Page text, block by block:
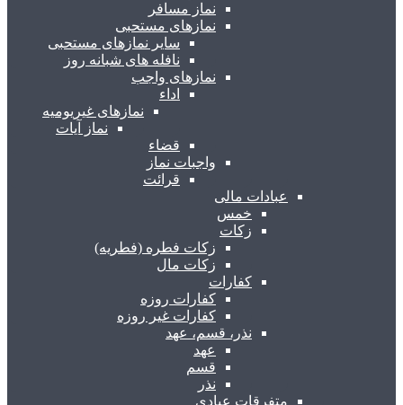
نماز مسافر
نمازهای مستحبی
سایر نمازهای مستحبی
نافله های شبانه روز
نمازهای واجب
اداء
نمازهای غیریومیه
نماز آیات
قضاء
واجبات نماز
قرائت
عبادات مالی
خمس
زکات
زکات فطره (فطریه)
زکات مال
کفارات
کفارات روزه
کفارات غیر روزه
نذر، قسم، عهد
عهد
قسم
نذر
متفرقات عبادی